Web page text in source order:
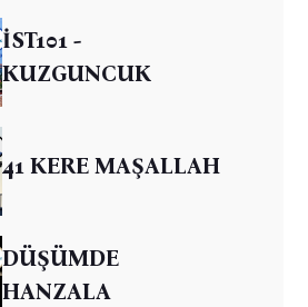
İST101 -
KUZGUNCUK
41 KERE MAŞALLAH
DÜŞÜMDE
HANZALA